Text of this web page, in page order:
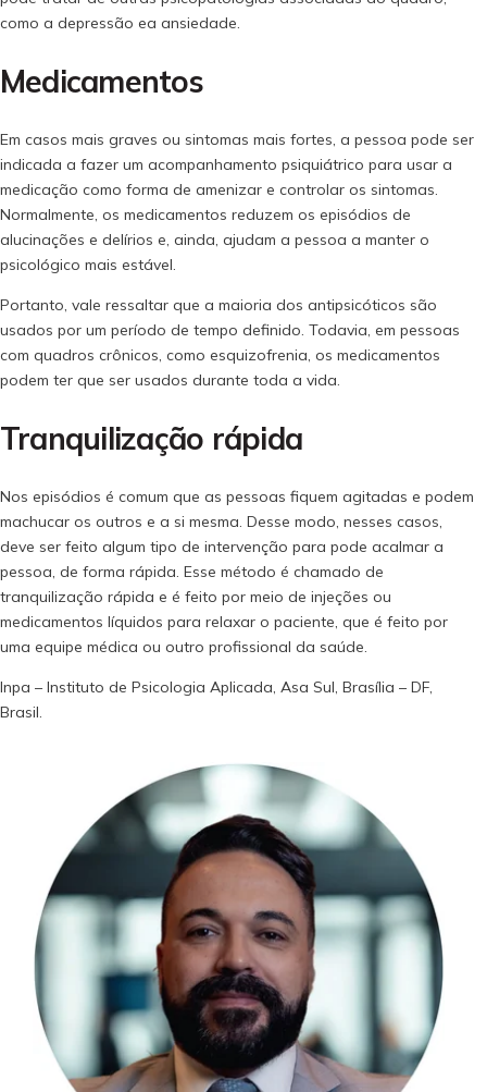
como a depressão ea ansiedade.
Medicamentos
Em casos mais graves ou sintomas mais fortes, a pessoa pode ser
indicada a fazer um acompanhamento psiquiátrico para usar a
medicação como forma de amenizar e controlar os sintomas.
Normalmente, os medicamentos reduzem os episódios de
alucinações e delírios e, ainda, ajudam a pessoa a manter o
psicológico mais estável.
Portanto, vale ressaltar que a maioria dos antipsicóticos são
usados por um período de tempo definido. Todavia, em pessoas
com quadros crônicos, como esquizofrenia, os medicamentos
podem ter que ser usados durante toda a vida.
Tranquilização rápida
Nos episódios é comum que as pessoas fiquem agitadas e podem
machucar os outros e a si mesma. Desse modo, nesses casos,
deve ser feito algum tipo de intervenção para pode acalmar a
pessoa, de forma rápida. Esse método é chamado de
tranquilização rápida e é feito por meio de injeções ou
medicamentos líquidos para relaxar o paciente, que é feito por
uma equipe médica ou outro profissional da saúde.
Inpa – Instituto de Psicologia Aplicada, Asa Sul, Brasília – DF,
Brasil.